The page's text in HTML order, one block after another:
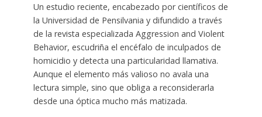
Un estudio reciente, encabezado por científicos de
la Universidad de Pensilvania y difundido a través
de la revista especializada Aggression and Violent
Behavior, escudriña el encéfalo de inculpados de
homicidio y detecta una particularidad llamativa.
Aunque el elemento más valioso no avala una
lectura simple, sino que obliga a reconsiderarla
desde una óptica mucho más matizada.